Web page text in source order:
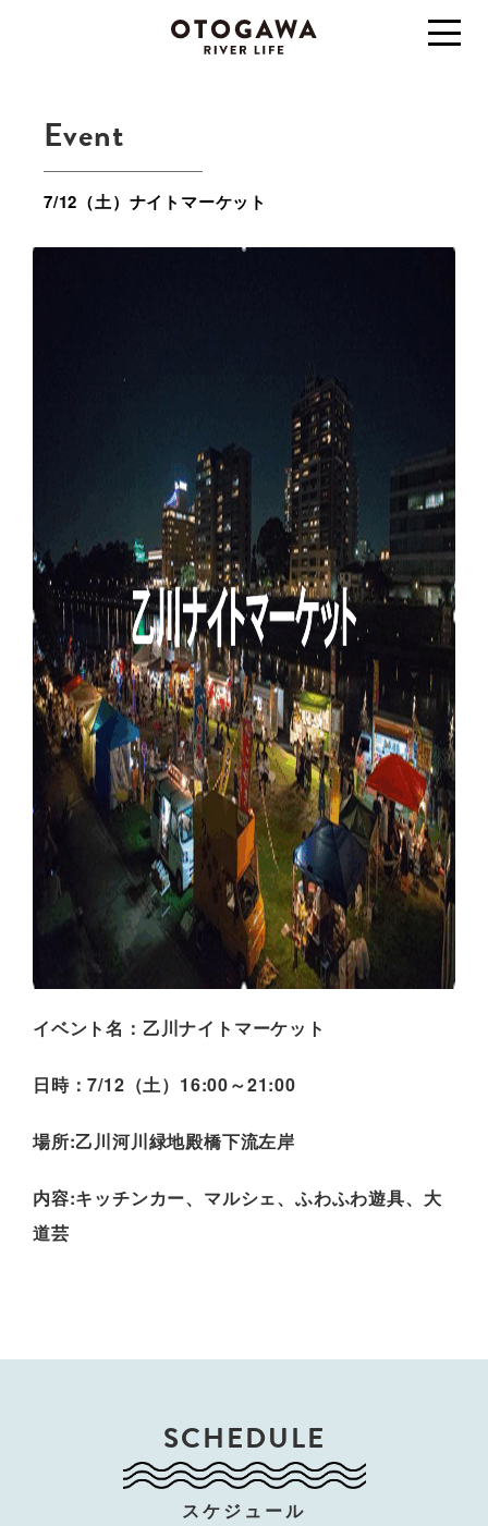
Event
7/12（土）ナイトマーケット
イベント名：乙川ナイトマーケット
日時：7/12（土）16:00～21:00
場所:乙川河川緑地殿橋下流左岸
内容:キッチンカー、マルシェ、ふわふわ遊具、大
道芸
SCHEDULE
スケジュール